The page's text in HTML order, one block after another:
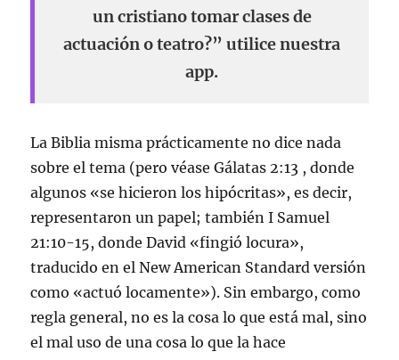
un cristiano tomar clases de
actuación o teatro?” utilice nuestra
app.
La Biblia misma prácticamente no dice nada
sobre el tema (pero véase Gálatas 2:13 , donde
algunos «se hicieron los hipócritas», es decir,
representaron un papel; también I Samuel
21:10-15, donde David «fingió locura»,
traducido en el New American Standard versión
como «actuó locamente»). Sin embargo, como
regla general, no es la cosa lo que está mal, sino
el mal uso de una cosa lo que la hace